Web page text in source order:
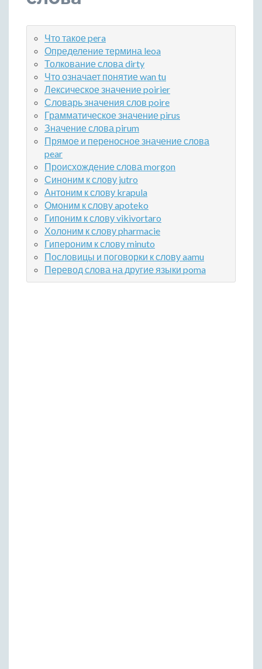
Что такое pera
Определение термина leoa
Толкование слова dirty
Что означает понятие wan tu
Лексическое значение poirier
Словарь значения слов poire
Грамматическое значение pirus
Значение слова pirum
Прямое и переносное значение слова
pear
Происхождение слова morgon
Синоним к слову jutro
Антоним к слову krapula
Омоним к слову apoteko
Гипоним к слову vikivortaro
Холоним к слову pharmacie
Гипероним к слову minuto
Пословицы и поговорки к слову aamu
Перевод слова на другие языки poma